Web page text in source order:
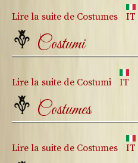
Lire la suite de Costumes IT
Costumi
Lire la suite de Costumi IT
Costumes
Lire la suite de Costumes IT